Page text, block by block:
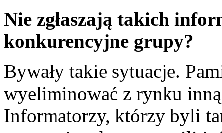
Nie zgłaszają takich
konkurencyjne grupy?
Bywały takie sytuacje.
wyeliminować z rynku
Informatorzy, którzy byli